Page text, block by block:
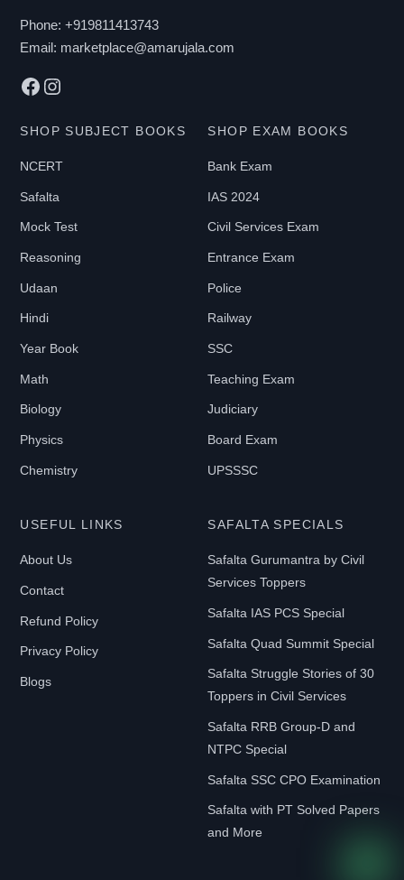
Phone:+919811413743
Email: marketplace@amarujala.com
Facebook
Instagram
SHOP SUBJECT BOOKS
NCERT
Safalta
Mock Test
Reasoning
Udaan
Hindi
Year Book
Math
Biology
Physics
Chemistry
SHOP EXAM BOOKS
Bank Exam
IAS 2024
Civil Services Exam
Entrance Exam
Police
Railway
SSC
Teaching Exam
Judiciary
Board Exam
UPSSSC
USEFUL LINKS
About Us
Contact
Refund Policy
Privacy Policy
Blogs
SAFALTA SPECIALS
Safalta Gurumantra by Civil
Services Toppers
Safalta IAS PCS Special
Safalta Quad Summit Special
Safalta Struggle Stories of 30
Toppers in Civil Services
Safalta RRB Group-D and
NTPC Special
Safalta SSC CPO Examination
Safalta with PT Solved Papers
and More